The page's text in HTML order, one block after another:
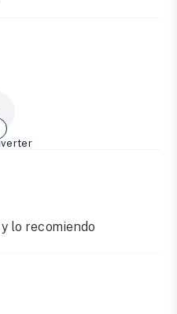
lo recomiendo